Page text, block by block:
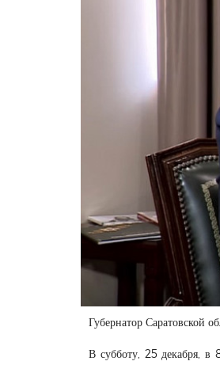
Губернатор Саратовской
В субботу, 25 декабря, в